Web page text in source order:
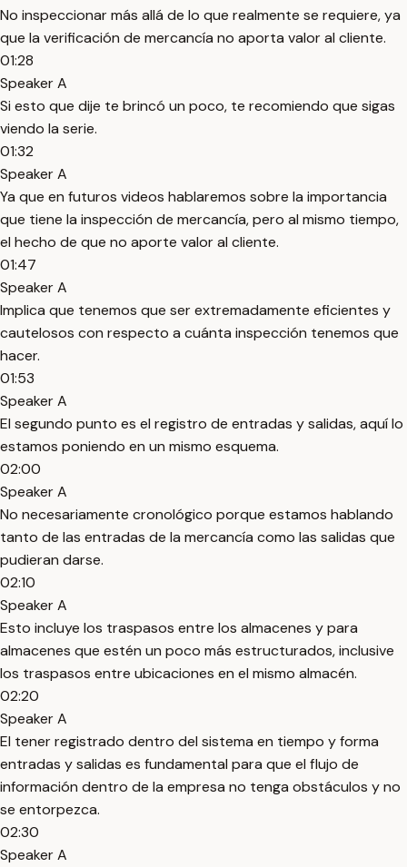
No inspeccionar más allá de lo que realmente se requiere, ya
que la verificación de mercancía no aporta valor al cliente.
01:28
Speaker A
Si esto que dije te brincó un poco, te recomiendo que sigas
viendo la serie.
01:32
Speaker A
Ya que en futuros videos hablaremos sobre la importancia
que tiene la inspección de mercancía, pero al mismo tiempo,
el hecho de que no aporte valor al cliente.
01:47
Speaker A
Implica que tenemos que ser extremadamente eficientes y
cautelosos con respecto a cuánta inspección tenemos que
hacer.
01:53
Speaker A
El segundo punto es el registro de entradas y salidas, aquí lo
estamos poniendo en un mismo esquema.
02:00
Speaker A
No necesariamente cronológico porque estamos hablando
tanto de las entradas de la mercancía como las salidas que
pudieran darse.
02:10
Speaker A
Esto incluye los traspasos entre los almacenes y para
almacenes que estén un poco más estructurados, inclusive
los traspasos entre ubicaciones en el mismo almacén.
02:20
Speaker A
El tener registrado dentro del sistema en tiempo y forma
entradas y salidas es fundamental para que el flujo de
información dentro de la empresa no tenga obstáculos y no
se entorpezca.
02:30
Speaker A